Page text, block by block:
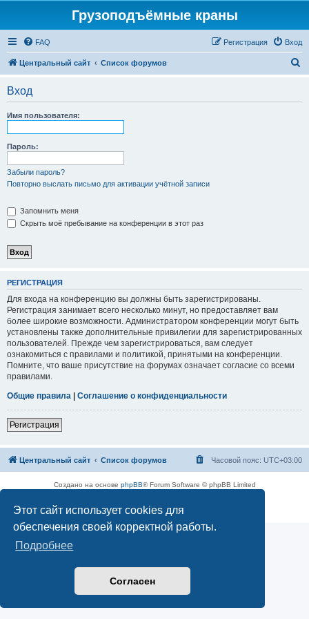
Этот сайт использует cookies для
обеспечения своей корректной работы.
Подробнее
Согласен
Грузоподъёмные краны
FAQ Вход
Регистрация
Центральный сайт Список форумов
Вход
Имя пользователя:
Пароль:
Забыли пароль?
Повторно выслать письмо для активации учётной записи
Запомнить меня
Скрыть моё пребывание на конференции в этот раз
РЕГИСТРАЦИЯ
Для входа на конференцию вы должны быть зарегистрированы.
Регистрация занимает всего несколько минут, но предоставляет вам
более широкие возможности. Администратором конференции могут быть
установлены также дополнительные привилегии для зарегистрированных
пользователей. Прежде чем зарегистрироваться, вам следует
ознакомиться с правилами и политикой, принятыми на конференции.
Помните, что ваше присутствие на форумах означает согласие со всеми
правилами.
Общие правила | Соглашение о конфиденциальности
Регистрация
Центральный сайт Список форумов Часовой пояс: UTC+03:00
Создано на основе phpBB® Forum Software © phpBB Limited
Конфиденциальность|Правила